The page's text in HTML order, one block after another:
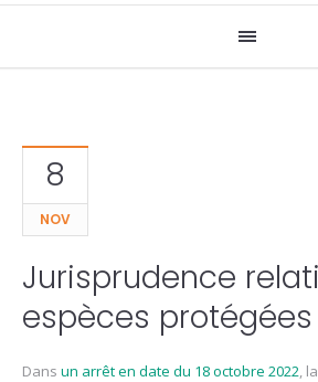
8
NOV
Jurisprudence
espèces protégées
Dans un arrêt en date du 18 octobre 2022,